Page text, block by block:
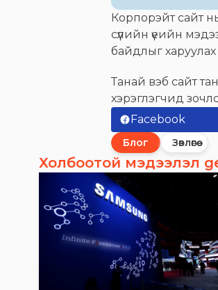
Корпорэйт сайт
сүүлийн үеийн
байдлыг
Танай вэб сайт
хэрэглэгчид
Facebook
Блог Зөвлөгөө
Холбоотой мэдээлэл